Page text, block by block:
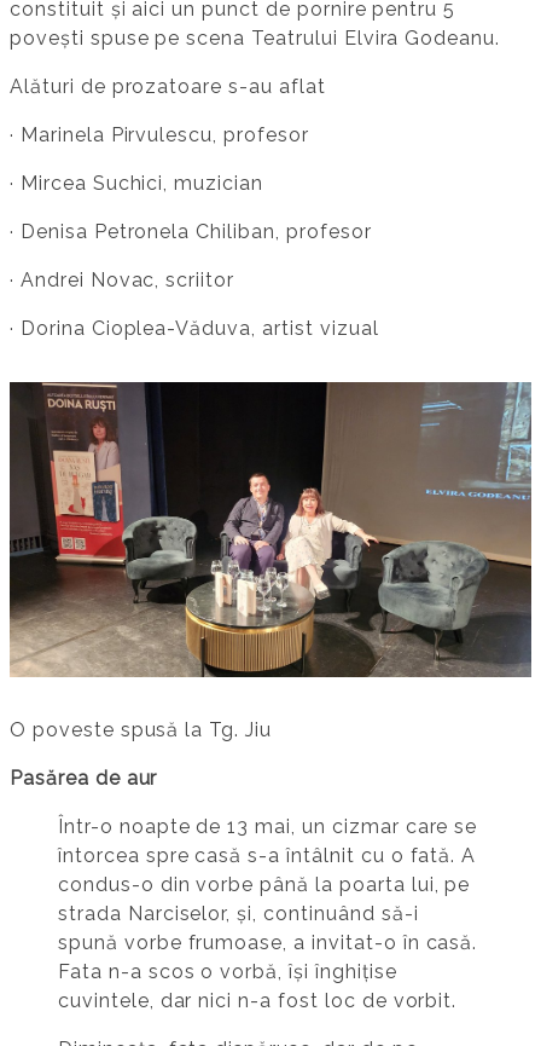
constituit și aici un punct de pornire pentru 5
povești spuse pe scena Teatrului Elvira Godeanu.
Alături de prozatoare s-au aflat
· Marinela Pirvulescu, profesor
· Mircea Suchici, muzician
· Denisa Petronela Chiliban, profesor
· Andrei Novac, scriitor
· Dorina Cioplea-Văduva, artist vizual
O poveste spusă la Tg. Jiu
Pasărea de aur
Într-o noapte de 13 mai, un cizmar care se
întorcea spre casă s-a întâlnit cu o fată. A
condus-o din vorbe până la poarta lui, pe
strada Narciselor, și, continuând să-i
spună vorbe frumoase, a invitat-o în casă.
Fata n-a scos o vorbă, își înghițise
cuvintele, dar nici n-a fost loc de vorbit.